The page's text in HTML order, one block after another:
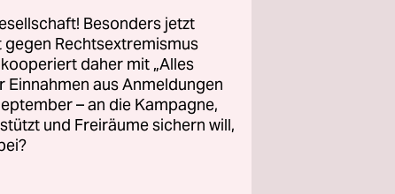
auf einer
errichtet
die
Besonders jetzt
Rechtsextremismus
daher mit „Alles
Einnahmen aus Anmeldungen
– an die Kampagne,
und Freiräume sichern will,